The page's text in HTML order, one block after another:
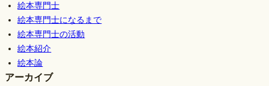
絵本専門士
絵本専門士になるまで
絵本専門士の活動
絵本紹介
絵本論
アーカイブ